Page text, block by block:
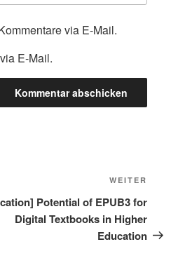
via E-Mail.
E-Mail.
Beitrag
WEITER
Potential of EPUB3 for
Digital Textbooks in Higher
Education